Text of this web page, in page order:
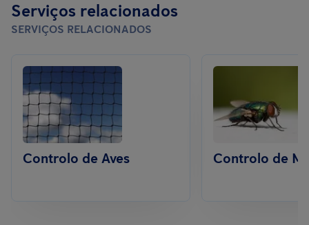
Serviços relacionados
SERVIÇOS RELACIONADOS
Controlo de Aves Controlo de